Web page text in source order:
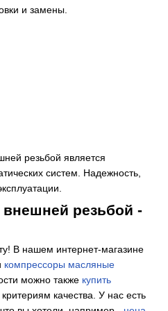
и замены.
резьбой является
систем. Надежность,
внешней резьбой -
В нашем интернет-магазине
компрессоры масляные
можно также купить
качества. У нас есть